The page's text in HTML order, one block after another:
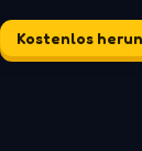
Kostenlos